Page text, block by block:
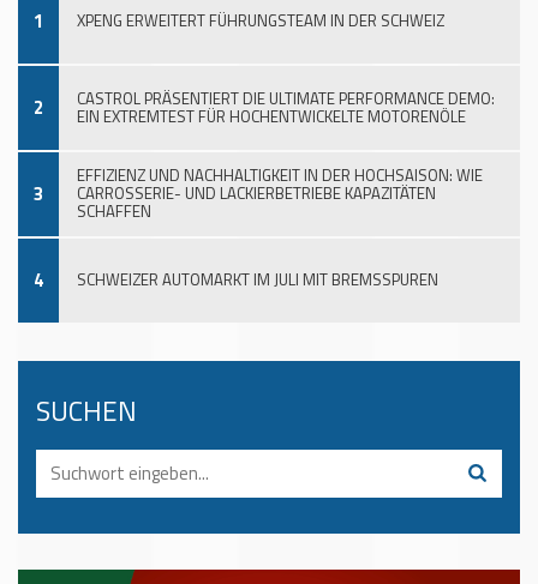
1 XPENG ERWEITERT FÜHRUNGSTEAM IN DER SCHWEIZ
2 CASTROL PRÄSENTIERT DIE ULTIMATE PERFORMANCE DEMO:
EIN EXTREMTEST FÜR HOCHENTWICKELTE MOTORENÖLE
3
EFFIZIENZ UND NACHHALTIGKEIT IN DER HOCHSAISON: WIE
CARROSSERIE- UND LACKIERBETRIEBE KAPAZITÄTEN
SCHAFFEN
4 SCHWEIZER AUTOMARKT IM JULI MIT BREMSSPUREN
SUCHEN